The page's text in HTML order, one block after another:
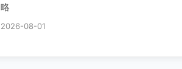
略
2026-08-01